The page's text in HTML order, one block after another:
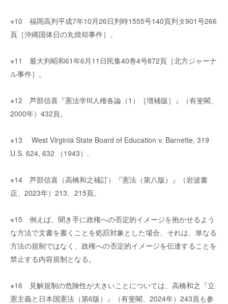
※10 福岡高判平成7年10月26日判時1555号140頁判タ901号266
頁［沖縄国体日の丸焼却事件］。
※11 最大判昭和61年6月11日民集40巻4号872頁［北方ジャーナ
ル事件］。
※12 芦部信喜『憲法学III人権各論（1）［増補版］』（有斐閣、
2000年）432頁。
※13 West Virginia State Board of Education v. Barnette, 319
U.S. 624, 632 （1943）.
※14 芦部信喜（高橋和之補訂）『憲法（第八版）』（岩波書
店、2023年）213、215頁。
※15 例えば、聞き手に政権への否定的イメージを抱かせるよう
な方法で文書を書くことを処罰対象とした場合、それは、単なる
方法の規制ではなく、政権への否定的イメージを伝達することを
禁止する内容規制となる。
※16 見解規制の危険性が大きいことについては、高橋和之『立
憲主義と日本国憲法（第6版）』（有斐閣、2024年）243頁も参